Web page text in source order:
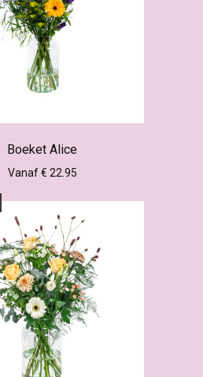
Boeket Alice
Vanaf € 22.95